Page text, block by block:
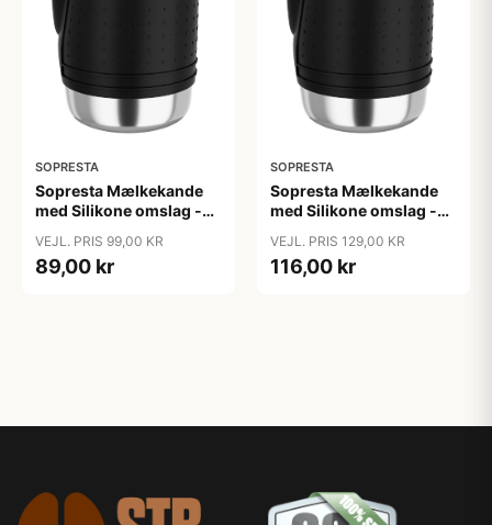
SOPRESTA
Sopresta Mælkekande
med Silikone omslag -
VEJL. PRIS 99,00 KR
89,00 kr
SOPRESTA
Sopresta Mælkekande
med Silikone omslag -
VEJL. PRIS 129,00 KR
116,00 kr